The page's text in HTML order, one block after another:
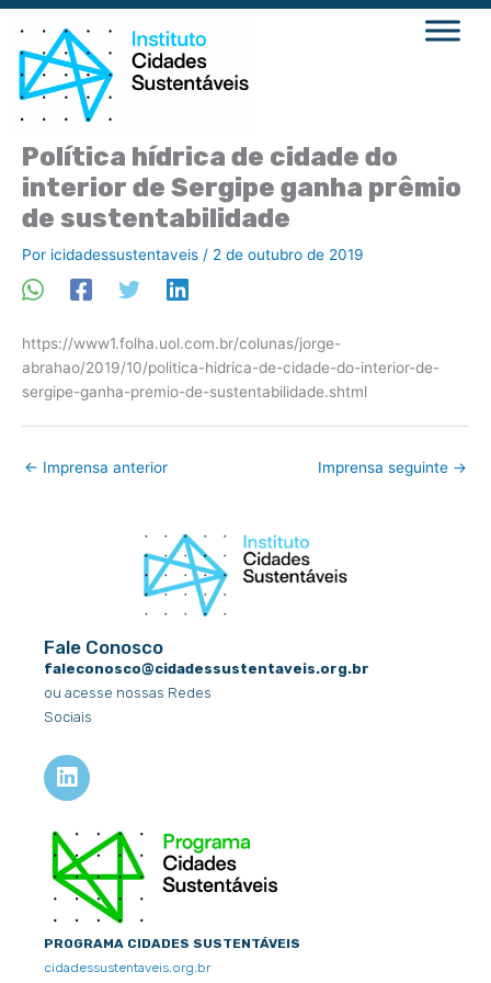
Ir
para
conteúdo
Política hídrica de cidade do
interior de Sergipe ganha prêmio
de sustentabilidade
Por icidadessustentaveis / 2 de outubro de 2019
https://www1.folha.uol.com.br/colunas/jorge-
abrahao/2019/10/politica-hidrica-de-cidade-do-interior-de-
sergipe-ganha-premio-de-sustentabilidade.shtml
← Imprensa anterior Imprensa seguinte →
Fale Conosco
faleconosco@cidadessustentaveis.org.br
ou acesse nossas Redes
Sociais
L
i
k
e
d
n
PROGRAMA CIDADES SUSTENTÁVEIS
cidadessustentaveis.org.br